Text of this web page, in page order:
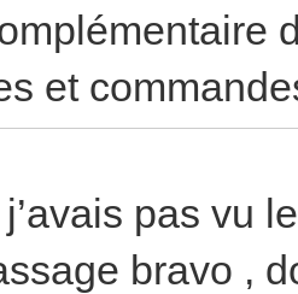
et
pas vu
bravo ,